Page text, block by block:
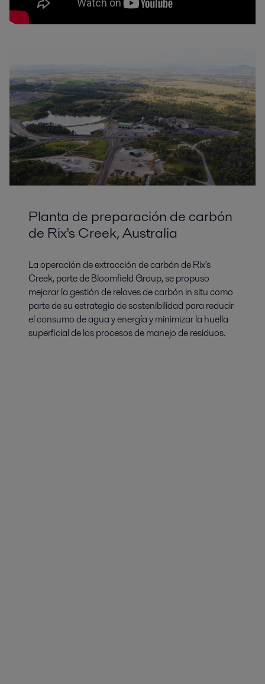
Planta de preparación de carbón
de Rix's Creek, Australia
La operación de extracción de carbón de Rix's
Creek, parte de Bloomfield Group, se propuso
mejorar la gestión de relaves de carbón in situ como
parte de su estrategia de sostenibilidad para reducir
el consumo de agua y energía y minimizar la huella
superficial de los procesos de manejo de residuos.